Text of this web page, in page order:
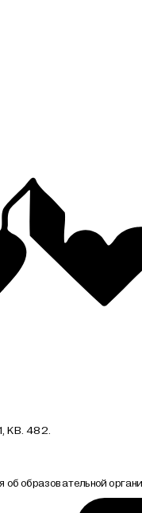
Хотите
КВ. 482.
об образовательной